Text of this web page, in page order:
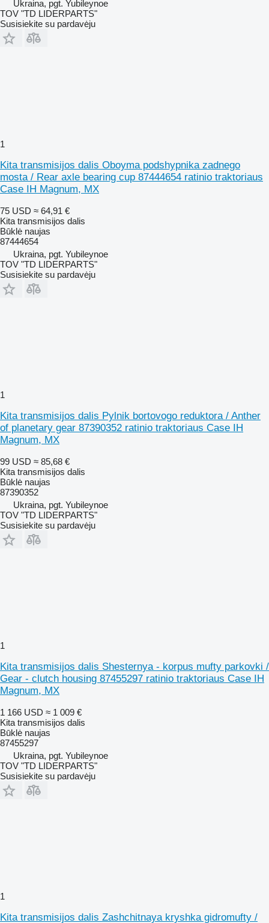
Ukraina, pgt. Yubileynoe
TOV "TD LIDERPARTS"
Susisiekite su pardavėju
1
Kita transmisijos dalis Oboyma podshypnika zadnego
mosta / Rear axle bearing cup 87444654 ratinio traktoriaus
Case IH Magnum, MX
75 USD ≈ 64,91 €
Kita transmisijos dalis
Būklė naujas
87444654
Ukraina, pgt. Yubileynoe
TOV "TD LIDERPARTS"
Susisiekite su pardavėju
1
Kita transmisijos dalis Pylnik bortovogo reduktora / Anther
of planetary gear 87390352 ratinio traktoriaus Case IH
Magnum, MX
99 USD ≈ 85,68 €
Kita transmisijos dalis
Būklė naujas
87390352
Ukraina, pgt. Yubileynoe
TOV "TD LIDERPARTS"
Susisiekite su pardavėju
1
Kita transmisijos dalis Shesternya - korpus mufty parkovki /
Gear - clutch housing 87455297 ratinio traktoriaus Case IH
Magnum, MX
1 166 USD ≈ 1 009 €
Kita transmisijos dalis
Būklė naujas
87455297
Ukraina, pgt. Yubileynoe
TOV "TD LIDERPARTS"
Susisiekite su pardavėju
1
Kita transmisijos dalis Zashchitnaya kryshka gidromufty /